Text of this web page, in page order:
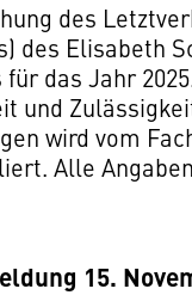
des
des Elisabeth
das Jahr
und
wird vom
Alle
15.